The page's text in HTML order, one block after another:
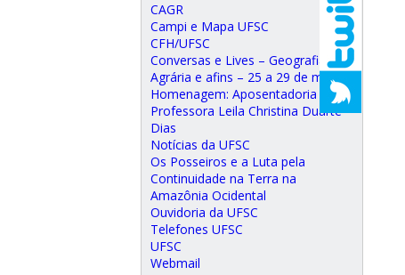
CAGR
Campi e Mapa UFSC
CFH/UFSC
Conversas e Lives – Geografia
Agrária e afins – 25 a 29 de maio
Homenagem: Aposentadoria da
Professora Leila Christina Duarte
Dias
Notícias da UFSC
Os Posseiros e a Luta pela
Continuidade na Terra na
Amazônia Ocidental
Ouvidoria da UFSC
Telefones UFSC
UFSC
Webmail